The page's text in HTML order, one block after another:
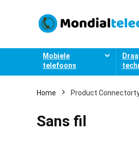
Mobiele
telefoons
Home Product
Sans fil